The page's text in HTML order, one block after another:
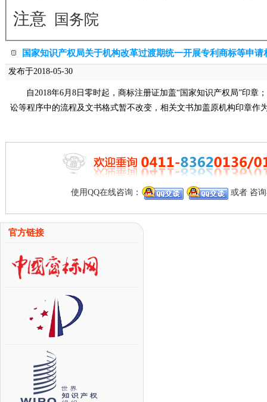
注意 国务院
国家知识产权局关于机构改革过渡期统一开展专利商标等申
发布于2018-05-30
自2018年6月8日零时起，商标注册证加盖“国家知识产权局”印章
讼等程序中的流程及文书格式暂不改变，相关文书加盖原机构印章作
使用QQ在线咨询： 或者 咨
官方链接